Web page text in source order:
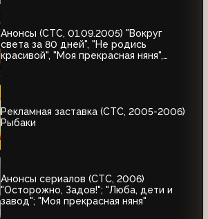
Анонсы (СТС, 01.09.2005) "Вокруг
света за 80 дней", "Не родись
красивой", "Моя прекрасная няня",
Рекламная заставка (СТС, 2005-2006)
Рыбаки
Анонсы сериалов (СТС, 2006)
"Осторожно, Задов!"; "Люба, дети и
завод"; "Моя прекрасная няня"